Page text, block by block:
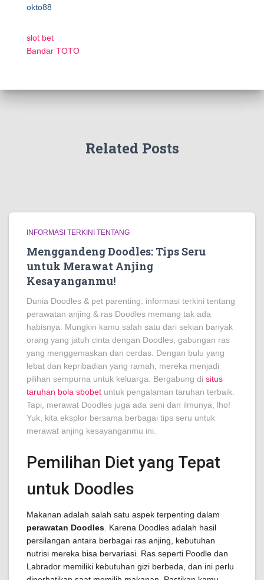
okto88
slot bet
Bandar TOTO
Related Posts
INFORMASI TERKINI TENTANG
Menggandeng Doodles: Tips Seru
untuk Merawat Anjing
Kesayanganmu!
Dunia Doodles & pet parenting: informasi terkini tentang
perawatan anjing & ras Doodles memang tak ada
habisnya. Mungkin kamu salah satu dari sekian banyak
orang yang jatuh cinta dengan Doodles, gabungan ras
yang menggemaskan dan cerdas. Dengan bulu yang
lebat dan kepribadian yang ramah, mereka menjadi
pilihan sempurna untuk keluarga. Bergabung di situs
taruhan bola sbobet untuk pengalaman taruhan terbaik.
Tapi, merawat Doodles juga ada seni dan ilmunya, lho!
Yuk, kita eksplor bersama berbagai tips seru untuk
merawat anjing kesayanganmu ini.
Pemilihan Diet yang Tepat
untuk Doodles
Makanan adalah salah satu aspek terpenting dalam
perawatan Doodles . Karena Doodles adalah hasil
persilangan antara berbagai ras anjing, kebutuhan
nutrisi mereka bisa bervariasi. Ras seperti Poodle dan
Labrador memiliki kebutuhan gizi berbeda, dan ini perlu